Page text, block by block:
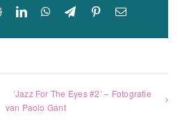
RedditLinkedInWhatsApp
TelegramPinterest
E-
‘Jazz For The Eyes #2’ – Fotografie
van Paolo Gant